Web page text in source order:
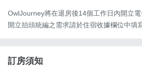
OwlJourney將在退房後14個工作日內開立
開立抬頭統編之需求請於住宿收據欄位中填
訂房須知